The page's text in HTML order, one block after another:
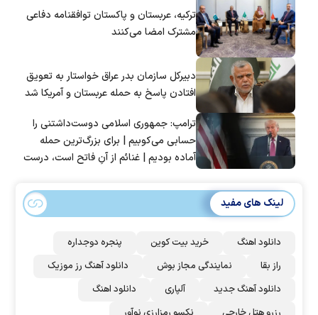
ترکیه، عربستان و پاکستان توافقنامه دفاعی
مشترک امضا می‌کنند
دبیرکل سازمان بدر عراق خواستار به تعویق
افتادن پاسخ به حمله عربستان و آمریکا شد
ترامپ: جمهوری اسلامی دوست‌داشتنی را
حسابی می‌کوبیم | برای بزرگ‌ترین حمله
آماده بودیم | غنائم از آنِ فاتح است، درست
لینک های مفید
دانلود اهنگ خرید بیت کوین
پنجره دوجداره
راز بقا
نمایندگی مجاز بوش
دانلود آهنگ رز‌ موزیک
دانلود آهنگ جدید
آلپاری
دانلود اهنگ